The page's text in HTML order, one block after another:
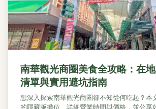
南華觀光商圈美食全攻略：在
清單與實用避坑指南
想深入探索南華觀光商圈卻不知從何吃起？本
的隱藏版攤位、詳細營業時間與價格，並分享